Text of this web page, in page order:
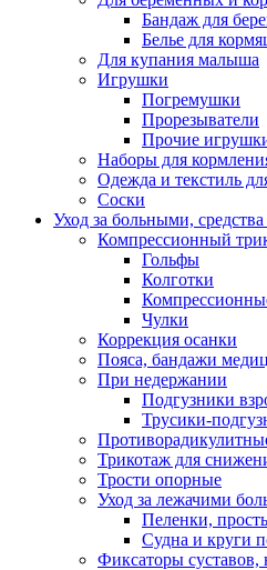
Бандаж для
Белье для
Для купания малыша
Игрушки
Погремушки
Прорезыватели
Прочие
Наборы для
Одежда и текстиль
Соски
Уход за больными,
Компрессионный
Гольфы
Колготки
Чулки
Коррекция осанки
Пояса, бандажи
При недержании
Подгузники
Трусики-
Трикотаж для
Трости опорные
Уход за лежачими
Пеленки,
Судна и круги
Фиксаторы суставов,